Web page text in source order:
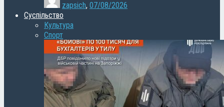
zapsich, 07/08/2026
Суспільство
Культура
Спорт